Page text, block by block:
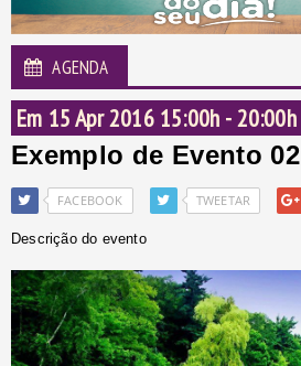
AGENDA
Em 15 Apr 2016 15:00h - 20:00h
Exemplo de Evento 02
FACEBOOK TWEETAR
Descrição do evento